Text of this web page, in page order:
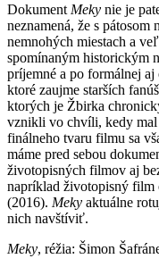
Dokument Meky nie je
neznamená, že s pátosom
nemnohých miestach a
spomínaným historickým
príjemné a po formálnej aj
ktoré zaujme starších
ktorých je Žbirka
vznikli vo chvíli, kedy mal
finálneho tvaru filmu sa
máme pred sebou
životopisných filmov aj
napríklad životopisný
(2016). Meky aktuálne
nich navštíviť.
Meky, réžia: Šimon